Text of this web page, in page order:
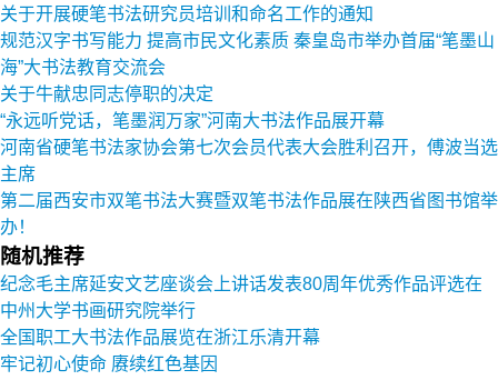
关于开展硬笔书法研究员培训和命名工作的通知
规范汉字书写能力 提高市民文化素质 秦皇岛市举办首届“笔墨山
海”大书法教育交流会
关于牛献忠同志停职的决定
“永远听党话，笔墨润万家”河南大书法作品展开幕
河南省硬笔书法家协会第七次会员代表大会胜利召开，傅波当选
主席
第二届西安市双笔书法大赛暨双笔书法作品展在陕西省图书馆举
办！
随机推荐
纪念毛主席延安文艺座谈会上讲话发表80周年优秀作品评选在
中州大学书画研究院举行
全国职工大书法作品展览在浙江乐清开幕
牢记初心使命 赓续红色基因